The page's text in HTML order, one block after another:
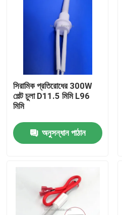
বাড়ি
সিরামিক প্রতিরোধের 300W
পেল্ট চুলা D11.5 মিমি L96
মিমি
অনুসন্ধান পাঠান